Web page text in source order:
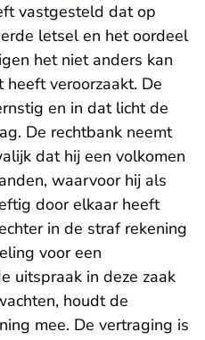
vastgesteld dat op
letsel en het oordeel
het niet anders kan
veroorzaakt. De
en in dat licht de
De rechtbank neemt
dat hij een volkomen
waarvoor hij als
door elkaar heeft
in de straf rekening
voor een
uitspraak in deze zaak
houdt de
mee. De vertraging is